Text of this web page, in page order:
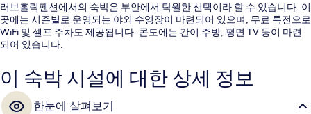
러브홀릭펜션에서의 숙박은 부안에서 탁월한 선택이라 할 수 있습니다. 이
곳에는 시즌별로 운영되는 야외 수영장이 마련되어 있으며, 무료 특전으로
WiFi 및 셀프 주차도 제공됩니다. 콘도에는 간이 주방, 평면 TV 등이 마련
되어 있습니다.
이 숙박 시설에 대한 상세 정보
한눈에 살펴보기